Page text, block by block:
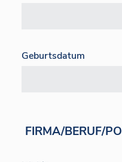
Geburtsdatum
FIRMA/BERUF/